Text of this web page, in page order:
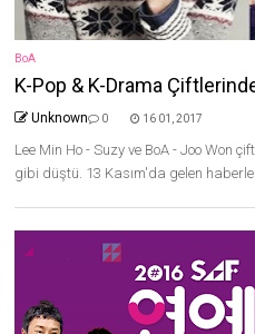
BoA
K-Pop & K-Drama
Unknown 0 16 01, 2017
Lee Min Ho - Suzy ve BoA - Joo Won
gibi düştü. 13 Kasım'da gelen